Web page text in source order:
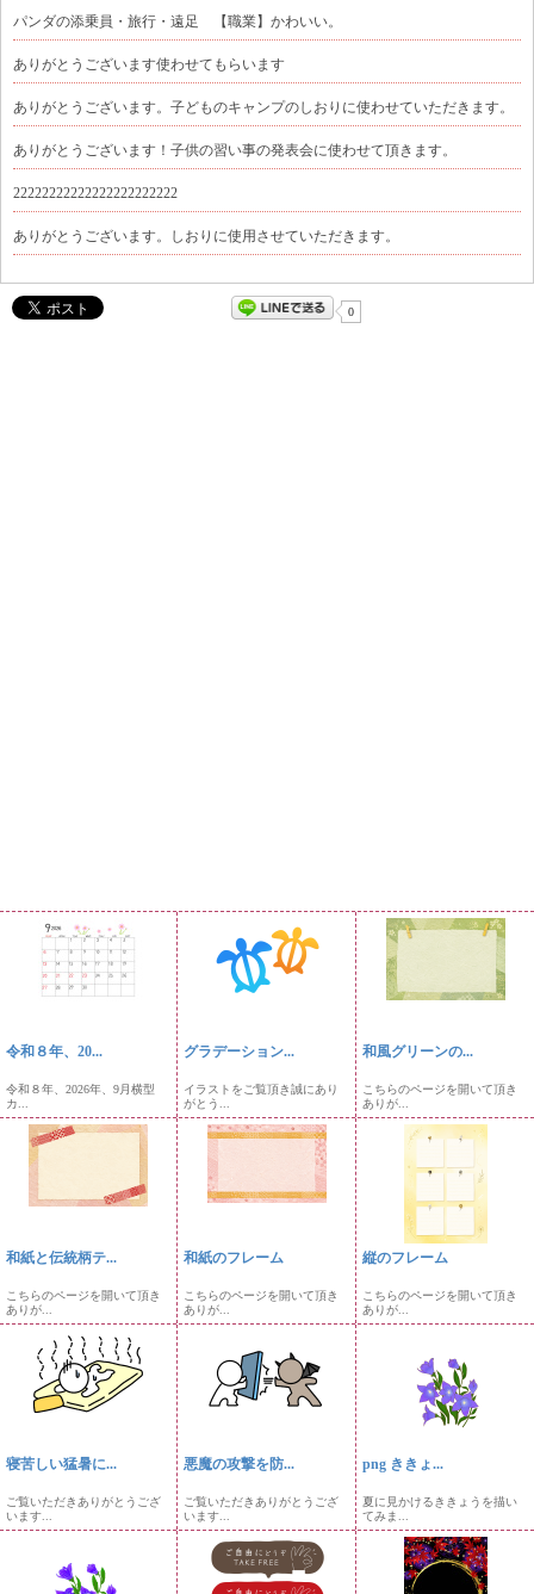
パンダの添乗員・旅行・遠足 【職業】かわいい。
ありがとうございます使わせてもらいます
ありがとうございます。子どものキャンプのしおりに使わせていただきます。
ありがとうございます！子供の習い事の発表会に使わせて頂きます。
22222222222222222222222
ありがとうございます。しおりに使用させていただきます。
0
令和８年、20...
令和８年、2026年、9月横型
カ...
グラデーション...
イラストをご覧頂き誠にあり
がとう...
和風グリーンの...
こちらのページを開いて頂き
ありが...
和紙と伝統柄テ...
こちらのページを開いて頂き
ありが...
和紙のフレーム
こちらのページを開いて頂き
ありが...
縦のフレーム
こちらのページを開いて頂き
ありが...
寝苦しい猛暑に...
ご覧いただきありがとうござ
います...
悪魔の攻撃を防...
ご覧いただきありがとうござ
います...
png ききょ...
夏に見かけるききょうを描い
てみま...